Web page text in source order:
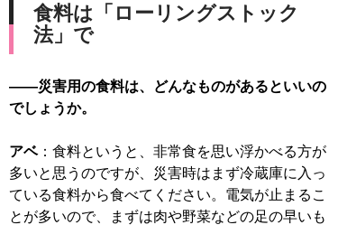
食料は「ローリングストック
法」で
――災害用の食料は、どんなものがあるといいの
でしょうか。
アベ：食料というと、非常食を思い浮かべる方が
多いと思うのですが、災害時はまず冷蔵庫に入っ
ている食料から食べてください。電気が止まるこ
とが多いので、まずは肉や野菜などの足の早いも